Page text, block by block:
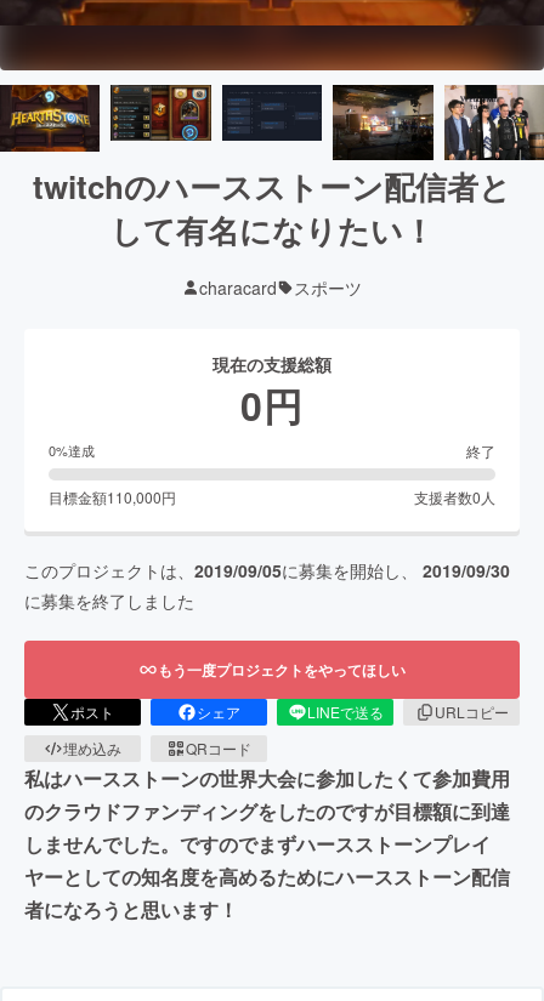
twitchのハースストーン配信者と
して有名になりたい！
characard スポーツ
現在の支援総額
0円
0%達成 終了
目標金額110,000円 支援者数0 人
このプロジェクトは、 2019/09/05に募集を開始し、 2019/09/30
に募集を終了しました
もう一度プロジェクトをやってほしい
ポスト シェア LINEで送る
URLコピー
埋め込み
QRコード
私はハースストーンの世界大会に参加したくて参加費用
のクラウドファンディングをしたのですが目標額に到達
しませんでした。ですのでまずハースストーンプレイ
ヤーとしての知名度を高めるためにハースストーン配信
者になろうと思います！